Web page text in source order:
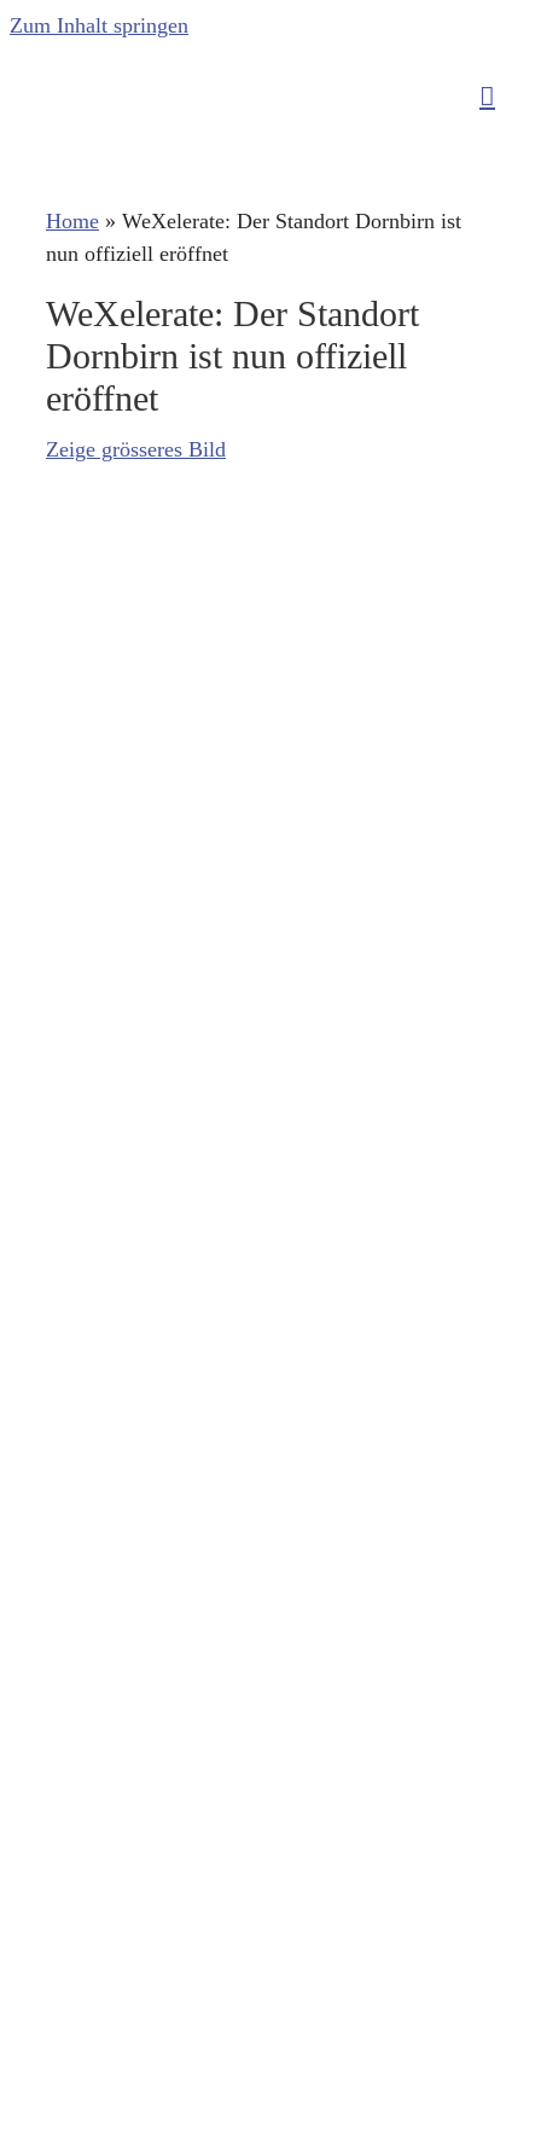
Zum Inhalt springen
Home » WeXelerate: Der Standort Dornbirn ist
nun offiziell eröffnet
WeXelerate: Der Standort
Dornbirn ist nun offiziell
eröffnet
Zeige grösseres Bild